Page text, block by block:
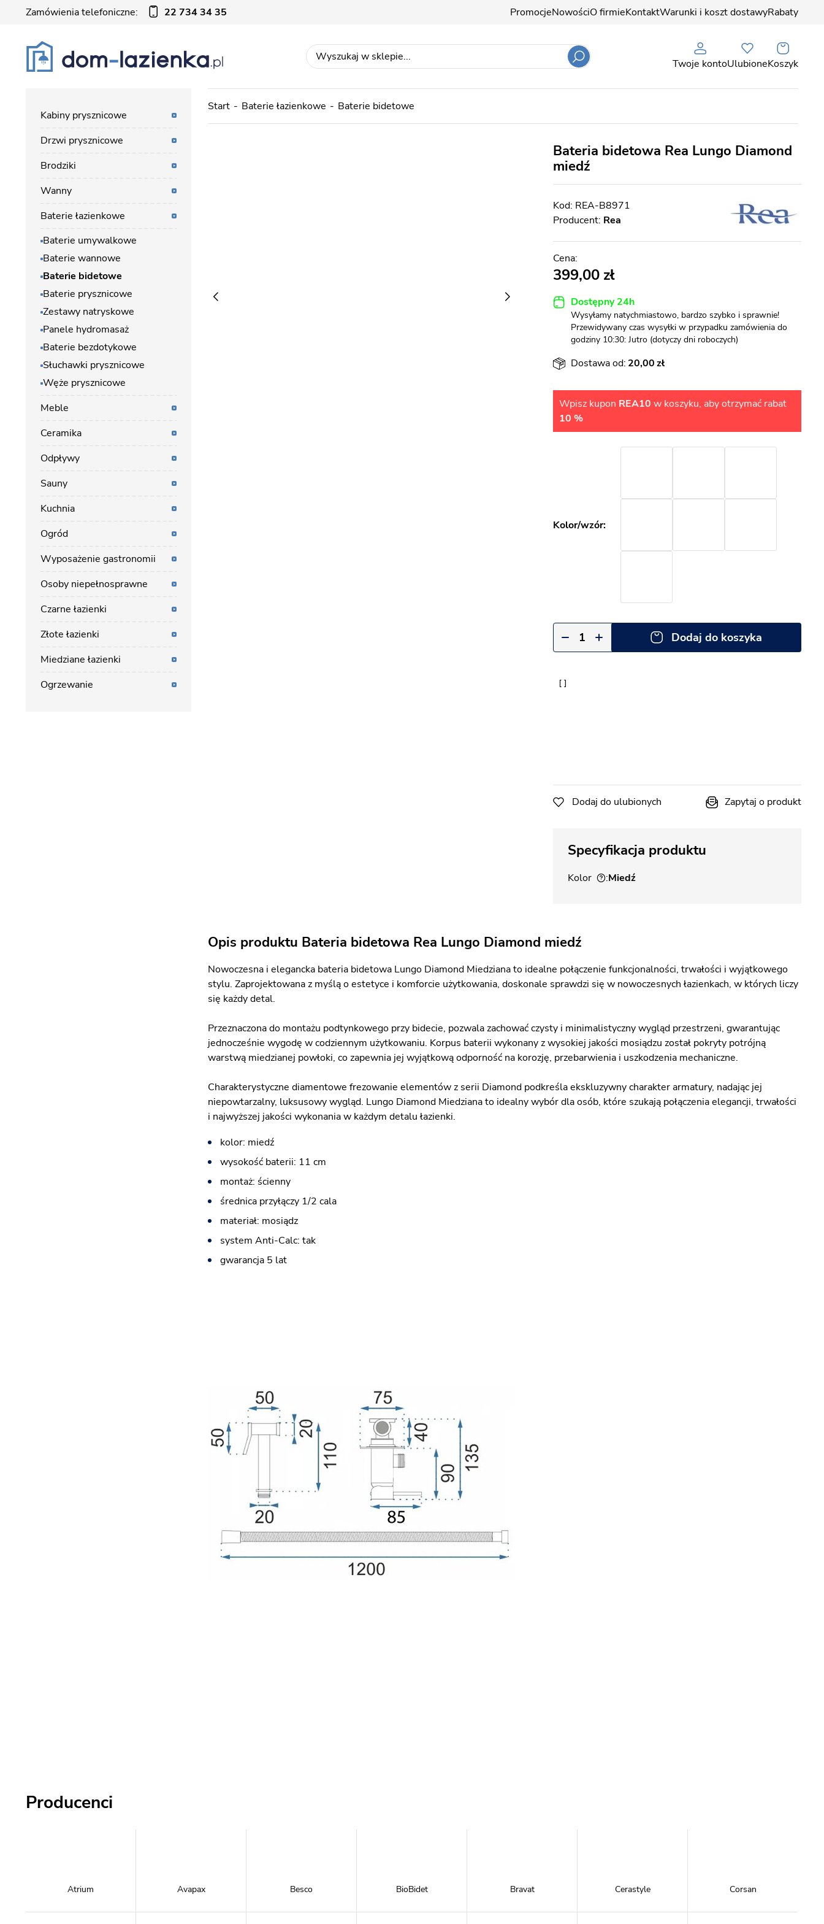
Zamówienia telefoniczne: 22 734 34 35 PromocjeNowościO firmieKontaktWarunki i koszt dostawyRabaty
Twoje kontoUlubioneKoszyk
Start Baterie łazienkowe Baterie bidetowe
Bateria bidetowa Rea Lungo Diamond
miedź
REA-B8971
Producent: Rea
399,00
Dostępny 24h
Wysyłamy natychmiastowo, bardzo szybko i sprawnie!
Przewidywany czas wysyłki w przypadku zamówienia do
godziny 10:30: Jutro (dotyczy dni roboczych)
Dostawa od: 20,00
Wpisz kupon REA10 w koszyku, aby otrzymać rabat
10 %
Dodaj do koszyka
Dodaj do ulubionych Zapytaj o produkt
Specyfikacja produktu
Kolor Miedź
Opis produktu Bateria bidetowa Rea Lungo Diamond miedź
Nowoczesna i elegancka bateria bidetowa Lungo Diamond Miedziana to idealne połączenie funkcjonalności, trwałości i wyjątkowego
stylu. Zaprojektowana z myślą o estetyce i komforcie użytkowania, doskonale sprawdzi się w nowoczesnych łazienkach, w których liczy
się każdy detal.
Przeznaczona do montażu podtynkowego przy bidecie, pozwala zachować czysty i minimalistyczny wygląd przestrzeni, gwarantując
jednocześnie wygodę w codziennym użytkowaniu. Korpus baterii wykonany z wysokiej jakości mosiądzu został pokryty potrójną
warstwą miedzianej powłoki, co zapewnia jej wyjątkową odporność na korozję, przebarwienia i uszkodzenia mechaniczne.
Charakterystyczne diamentowe frezowanie elementów z serii Diamond podkreśla ekskluzywny charakter armatury, nadając jej
niepowtarzalny, luksusowy wygląd. Lungo Diamond Miedziana to idealny wybór dla osób, które szukają połączenia elegancji, trwałości
i najwyższej jakości wykonania w każdym detalu łazienki.
kolor: miedź
wysokość baterii: 11 cm
montaż: ścienny
średnica przyłączy 1/2 cala
materiał: mosiądz
system Anti-Calc: tak
gwarancja 5 lat
Kabiny prysznicowe
Drzwi prysznicowe
Brodziki
Wanny
Baterie łazienkowe
Baterie umywalkowe
Baterie wannowe
Baterie bidetowe
Baterie prysznicowe
Zestawy natryskowe
Panele hydromasaż
Baterie bezdotykowe
Słuchawki prysznicowe
Węże prysznicowe
Meble
Ceramika
Odpływy
Sauny
Kuchnia
Ogród
Wyposażenie gastronomii
Osoby niepełnosprawne
Czarne łazienki
Złote łazienki
Miedziane łazienki
Ogrzewanie
Producenci
Atrium Avapax Besco BioBidet Bravat Cerastyle Corsan